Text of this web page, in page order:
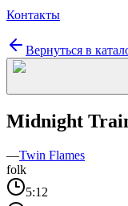
Контакты
Вернуться в
Midnight
—Twin Flames
folk
5:12